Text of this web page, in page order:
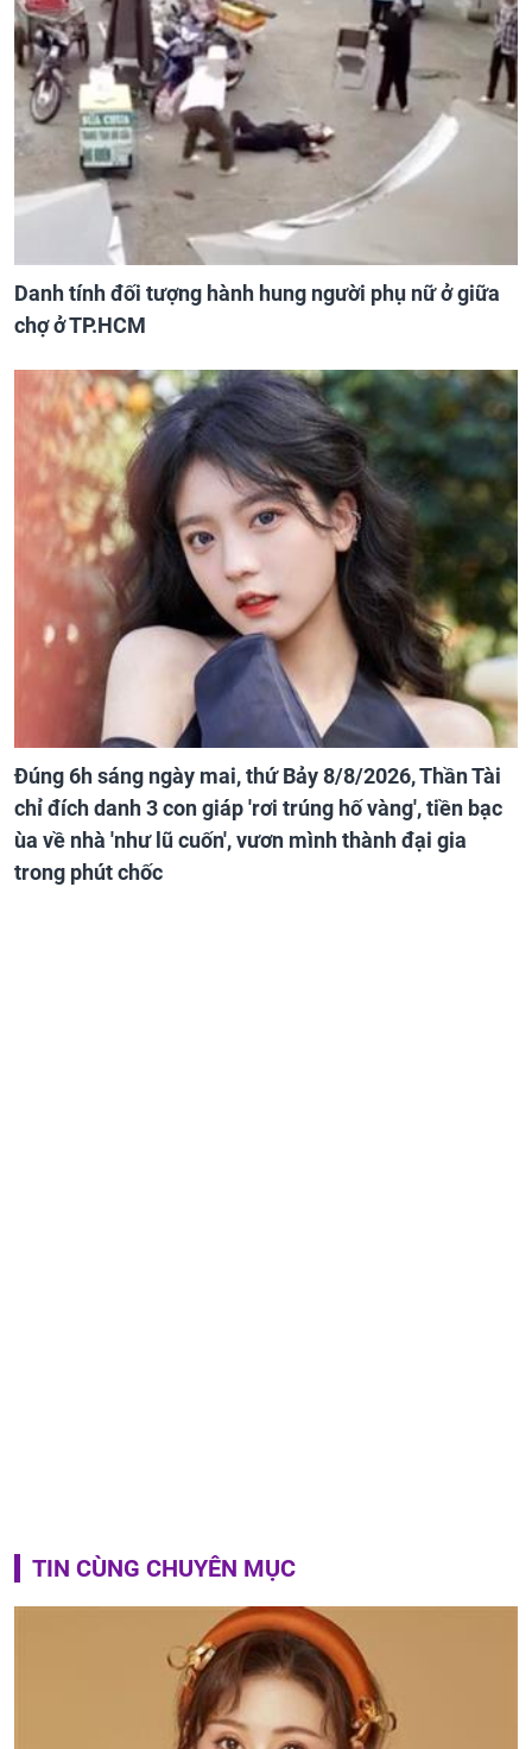
Danh tính đối tượng hành hung người phụ nữ ở giữa
chợ ở TP.HCM
Đúng 6h sáng ngày mai, thứ Bảy 8/8/2026, Thần Tài
chỉ đích danh 3 con giáp 'rơi trúng hố vàng', tiền bạc
ùa về nhà 'như lũ cuốn', vươn mình thành đại gia
trong phút chốc
TIN CÙNG CHUYÊN MỤC